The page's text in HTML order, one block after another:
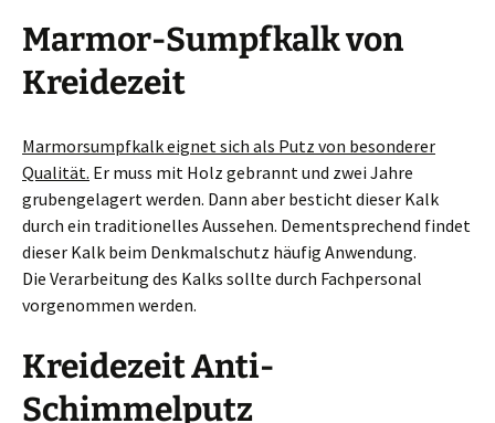
Marmor-Sumpfkalk von
Kreidezeit
Marmorsumpfkalk eignet sich als Putz von besonderer
Qualität. Er muss mit Holz gebrannt und zwei Jahre
grubengelagert werden. Dann aber besticht dieser Kalk
durch ein traditionelles Aussehen. Dementsprechend findet
dieser Kalk beim Denkmalschutz häufig Anwendung.
Die Verarbeitung des Kalks sollte durch Fachpersonal
vorgenommen werden.
Kreidezeit Anti-
Schimmelputz